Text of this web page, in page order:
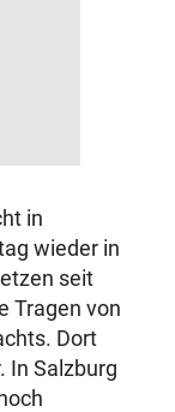
in
wieder in
seit
Tragen von
Dort
In Salzburg